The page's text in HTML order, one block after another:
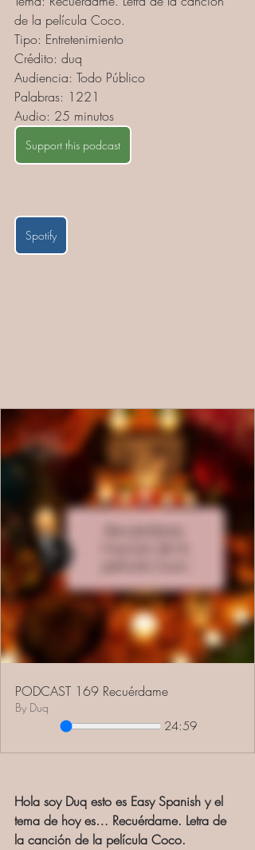
de la película Coco.
Tipo: Entretenimiento
Crédito: duq
Audiencia: Todo Público
Palabras: 1221
Audio: 25 minutos
Support this podcast
Spotify
PODCAST 169 Recuérdame
By Duq
24:59
Hola soy Duq esto es Easy Spanish y el
tema de hoy es… Recuérdame. Letra de
la canción de la película Coco.